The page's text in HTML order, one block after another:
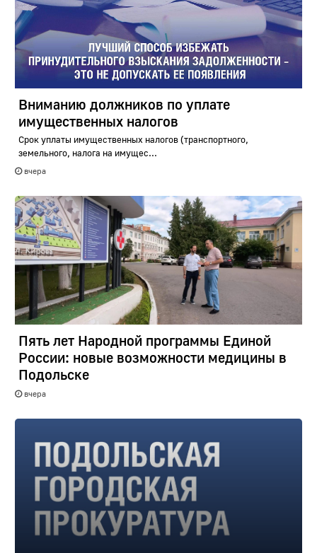
Вниманию должников по уплате
имущественных налогов
Срок уплаты имущественных налогов (транспортного,
земельного, налога на имущес...
вчера
Пять лет Народной программы Единой
России: новые возможности медицины в
Подольске
вчера